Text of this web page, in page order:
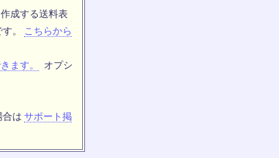
成する送料表
。
こちらから
ます。
オプシ
合は サポート掲